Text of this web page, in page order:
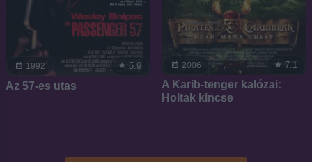
1992 5.9
Az 57-es utas
2006 7.1
A Karib-tenger kalózai:
Holtak kincse